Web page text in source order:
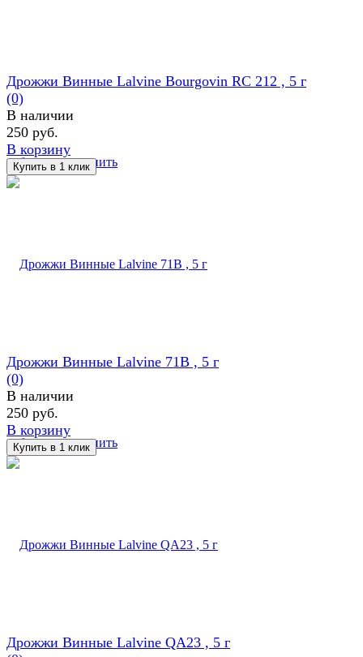
избранное сравнить
Дрожжи Винные Lalvine Bourgovin RC 212 , 5 г
(0)
В наличии
250 руб.
В корзину
избранное сравнить
Дрожжи Винные Lalvine 71B , 5 г
(0)
В наличии
250 руб.
В корзину
Дрожжи Винные Lalvine QA23 , 5 г